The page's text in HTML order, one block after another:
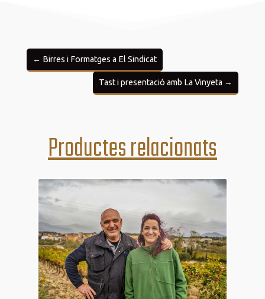
← Birres i Formatges a El Sindicat
Tast i presentació amb La Vinyeta →
Productes relacionats
14
des.